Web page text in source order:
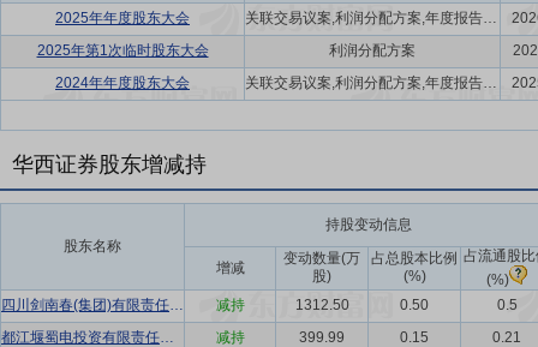
2025年年度股东大会 关联交易议案,利润分配方案,年度报告(摘要)议案
2025年第1次临时股东大会
利润分配方案
2024年年度股东大会
关联交易议案,利润分配方案,年度报告(摘要)议案
华西证券股东增减持
股东名称
持股变动信息
增减
变动数量(万
股)
占总股本比例
(%)
占流通股
(%)
四川剑南春(集团)有限责任公司
减持 1312.50 0.50
0.5
都江堰蜀电投资有限责任公司
减持 399.99 0.15
0.21